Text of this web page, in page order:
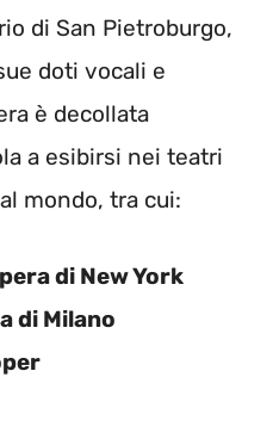
di San Pietroburgo,
doti vocali e
è decollata
a esibirsi nei teatri
mondo, tra cui:
di New York
di Milano